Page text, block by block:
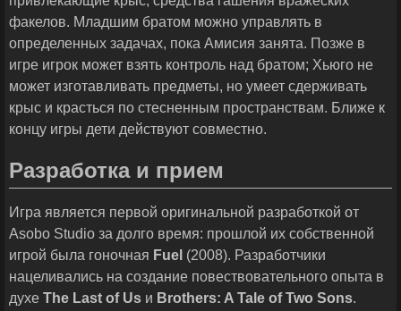
факелов. Младшим братом можно управлять в
определенных задачах, пока Амисия занята. Позже в
игре игрок может взять контроль над братом; Хьюго не
может изготавливать предметы, но умеет сдерживать
крыс и красться по стесненным пространствам. Ближе к
концу игры дети действуют совместно.
Разработка и прием
Игра является первой оригинальной разработкой от
Asobo Studio за долго время: прошлой их собственной
игрой была гоночная Fuel (2008). Разработчики
нацеливались на создание повествовательного опыта в
духе The Last of Us и Brothers: A Tale of Two Sons.